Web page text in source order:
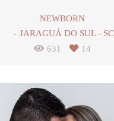
NEWBORN
JARAGUÁ DO SUL - SC
631
14